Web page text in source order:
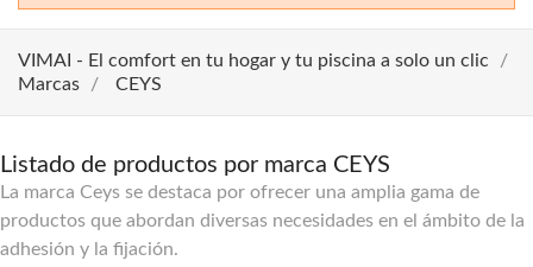
VIMAI - El comfort en tu hogar y tu piscina a solo un clic
Marcas
CEYS
Listado de productos por marca CEYS
La marca Ceys se destaca por ofrecer una amplia gama de
productos que abordan diversas necesidades en el ámbito de la
adhesión y la fijación.